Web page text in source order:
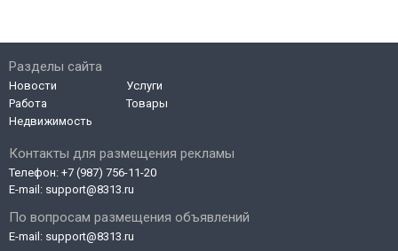
Контакты для размещения рекламы
Телефон: +7 (987) 756-11-20
E-mail: support@8313.ru
По вопросам размещения объявлений
E-mail: support@8313.ru
Разделы сайта
Новости
Работа
Недвижимость
Услуги
Товары